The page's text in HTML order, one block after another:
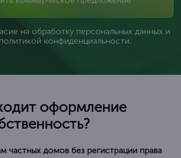
на обработку персональных данных и
политикой конфиденциальности.
оформление
частных домов без регистрации права